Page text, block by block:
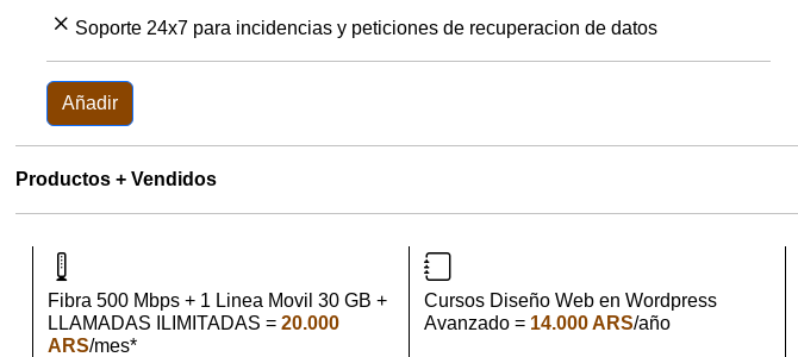
Soporte 24x7 para incidencias y peticiones de recuperacion de datos
Añadir
Productos + Vendidos
Fibra 500 Mbps + 1 Linea Movil 30 GB +
LLAMADAS ILIMITADAS = 20.000
ARS/mes*
Cursos Diseño Web en Wordpress
Avanzado = 14.000 ARS/año